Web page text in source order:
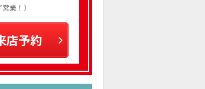
業！）
店予約